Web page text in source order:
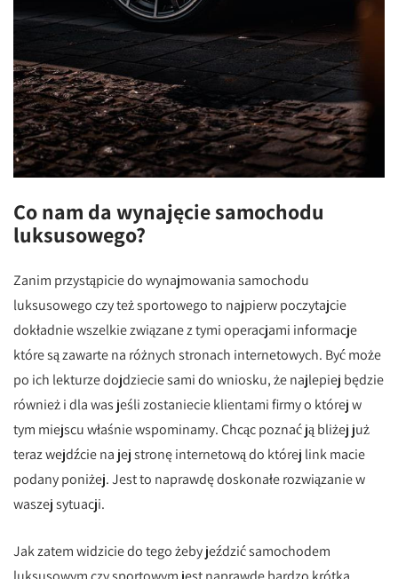
Co nam da wynajęcie samochodu
luksusowego?
Zanim przystąpicie do wynajmowania samochodu
luksusowego czy też sportowego to najpierw poczytajcie
dokładnie wszelkie związane z tymi operacjami informacje
które są zawarte na różnych stronach internetowych. Być może
po ich lekturze dojdziecie sami do wniosku, że najlepiej będzie
również i dla was jeśli zostaniecie klientami firmy o której w
tym miejscu właśnie wspominamy. Chcąc poznać ją bliżej już
teraz wejdźcie na jej stronę internetową do której link macie
podany poniżej. Jest to naprawdę doskonałe rozwiązanie w
waszej sytuacji.
Jak zatem widzicie do tego żeby jeździć samochodem